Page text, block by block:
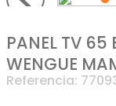
PANEL TV 65
WENGUE
Referencia: